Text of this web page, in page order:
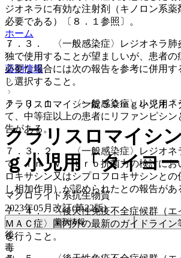
ジオネラに有効な注射剤（キノロン系
必要である）〔８．１参照〕。
７．３． 〈一般感染症〉レジオネラ肺
独で使用することが望ましいが、患者の
必要な場合には次の報告を参考に併用す
し選択すること。
７．３．１． 〈一般感染症〉レジオネ
て、中等症以上の患者にリファンピシン
告がある。
７．３．２． 〈一般感染症〉レジオネ
て、ｉｎ ｖｉｔｒｏ抗菌力の検討にお
ロキサシン又はシプロフロキサシンと
し相加作用）が認められたとの報告があ
７．４． 〈後天性免疫不全症候群（エ
ＭＡＣ症〉国内外の最新のガイドライ
を行うこと。
ホーム
薬剤情報
クラリスロマイシン錠５０ｍｇ小児用「
クラリスロマイシ
ｇ小児用「タイヨ
マクロライド系抗生物質
2023年05月改訂(第22版)
薬剤情報
後
毒